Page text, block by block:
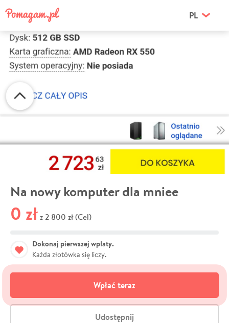
PL
Na nowy komputer dla mniee
0 zł z 2 800 zł (Cel)
Dokonaj pierwszej wpłaty.
Każda złotówka się liczy.
Wpłać teraz
Udostępnij